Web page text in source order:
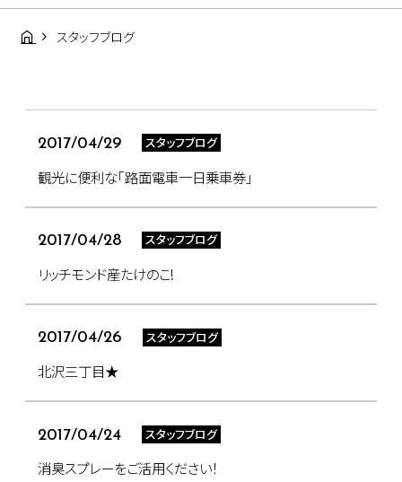
スタッフブログ
2017/04/29 スタッフブログ
観光に便利な｢路面電車一日乗車券｣
2017/04/28 スタッフブログ
リッチモンド産たけのこ!
2017/04/26 スタッフブログ
北沢三丁目★
2017/04/24 スタッフブログ
消臭スプレーをご活用ください！